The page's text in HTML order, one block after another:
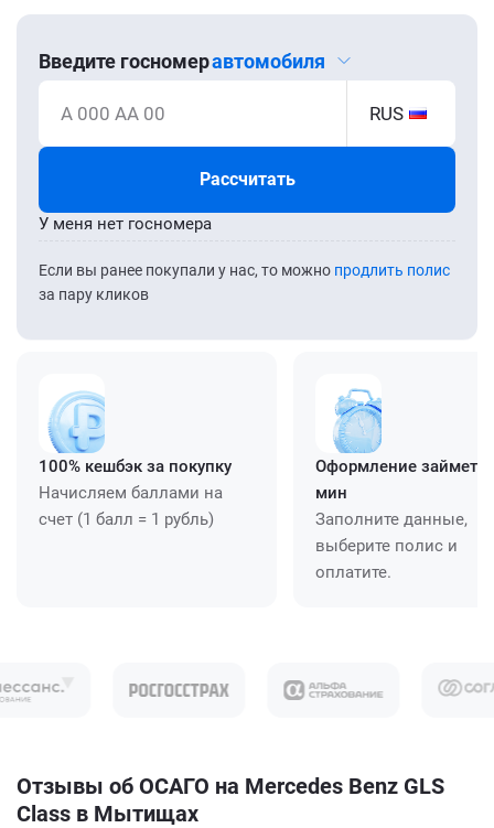
Введите госномеравтомобиля
А 000 АА 00 RUS
Рассчитать
Если вы ранее покупали у нас, то можно продлить полис
за пару кликов
У меня нет госномера
100% кешбэк за покупку
Начисляем баллами на
счет (1 балл = 1 рубль)
Оформление займет
мин
Заполните данные,
выберите полис и
оплатите.
Отзывы об ОСАГО на Mercedes Benz GLS
Class в Мытищах